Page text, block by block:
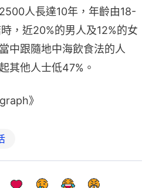
人長達10年，年齡由18-
，近20%的男人及12%的女
中跟隨地中海飲食法的人
其他人士低47%。
》